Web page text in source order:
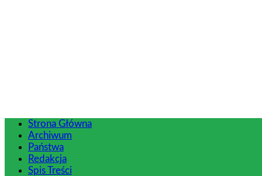
Strona Główna
Archiwum
Państwa
Redakcja
Spis Treści